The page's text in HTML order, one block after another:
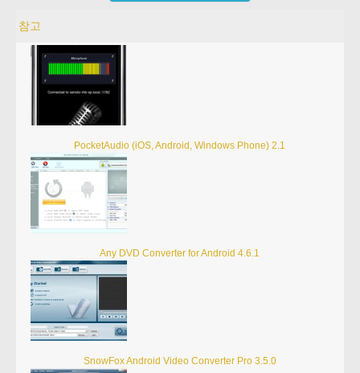
참고
PocketAudio (iOS, Android, Windows Phone) 2.1
Any DVD Converter for Android 4.6.1
SnowFox Android Video Converter Pro 3.5.0